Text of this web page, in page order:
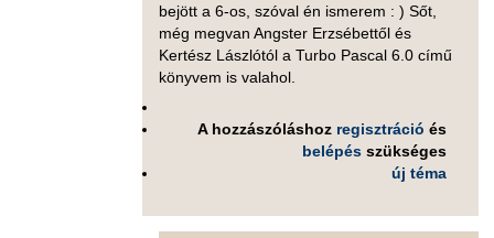
bejött a 6-os, szóval én ismerem : ) Sőt,
még megvan Angster Erzsébettől és
Kertész Lászlótól a Turbo Pascal 6.0 című
könyvem is valahol.
A hozzászóláshoz regisztráció és
belépés szükséges
új téma